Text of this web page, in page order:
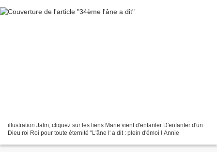
illustration Jalm, cliquez sur les liens Marie vient d'enfanter D'enfanter d'un
Dieu roi Roi pour toute éternité "L'âne l' a dit : plein d'émoi ! Annie